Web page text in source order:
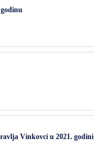
Vinkovci u 2021. godini